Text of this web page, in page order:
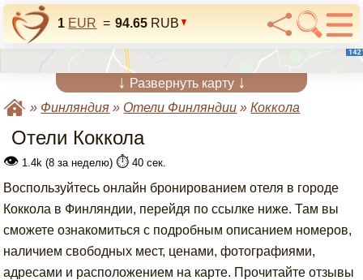
1 EUR = 94.65 RUB
↓ Развернуть карту ↓
» Финляндия » Отели Финляндии »Коккола
Отели Коккола
👁 1.4k (8 за неделю) ⏱️ 40 сек.
Воспользуйтесь онлайн бронированием отеля в городе
Коккола в Финляндии, перейдя по ссылке ниже. Там вы
сможете ознакомиться с подробным описанием номеров,
наличием свободных мест, ценами, фотографиями,
адресами и расположением на карте. Прочитайте отзывы